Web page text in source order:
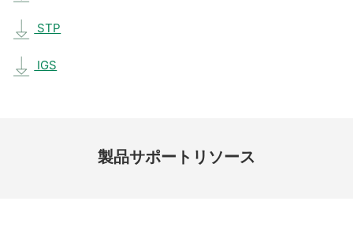
STP
IGS
製品サポート リソース